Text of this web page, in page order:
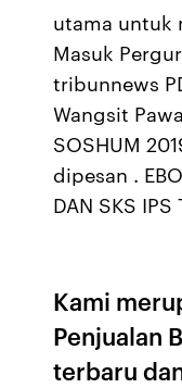
utama untuk
Masuk
tribunnews
Wangsit
SOSHUM
dipesan .
DAN SKS IPS
Kami
Penjualan
terbaru